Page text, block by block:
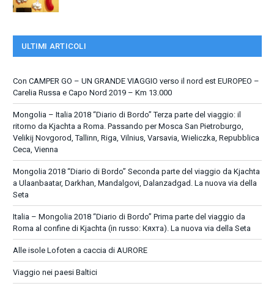
ULTIMI ARTICOLI
Con CAMPER GO – UN GRANDE VIAGGIO verso il nord est EUROPEO –
Carelia Russa e Capo Nord 2019 – Km 13.000
Mongolia – Italia 2018 “Diario di Bordo” Terza parte del viaggio: il
ritorno da Kjachta a Roma. Passando per Mosca San Pietroburgo,
Velikij Novgorod, Tallinn, Riga, Vilnius, Varsavia, Wieliczka, Repubblica
Ceca, Vienna
Mongolia 2018 “Diario di Bordo” Seconda parte del viaggio da Kjachta
a Ulaanbaatar, Darkhan, Mandalgovi, Dalanzadgad. La nuova via della
Seta
Italia – Mongolia 2018 “Diario di Bordo” Prima parte del viaggio da
Roma al confine di Kjachta (in russo: Кяхта). La nuova via della Seta
Alle isole Lofoten a caccia di AURORE
Viaggio nei paesi Baltici